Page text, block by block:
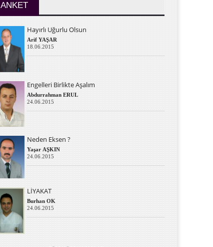
ANKET
Hayırlı Uğurlu Olsun
Arif YAŞAR
18.06.2015
Engelleri Birlikte Aşalım
Abdurrahman ERUL
24.06.2015
Neden Eksen ?
Yaşar AŞKIN
24.06.2015
LİYAKAT
Burhan OK
24.06.2015